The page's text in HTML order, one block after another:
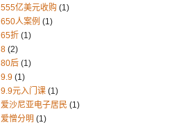
555亿美元收购 (1)
650人案例 (1)
65折 (1)
8 (2)
80后 (1)
9.9 (1)
9.9元入门课 (1)
爱沙尼亚电子居民 (1)
爱憎分明 (1)